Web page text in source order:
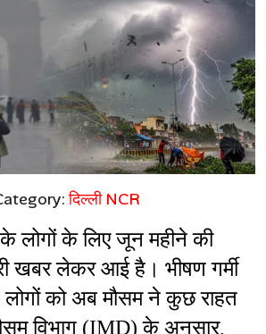
दिल्ली NCR
लोगों के लिए जून महीने की
खबर लेकर आई है। भीषण गर्मी
को अब मौसम ने कुछ राहत
विभाग (IMD) के अनुसार,